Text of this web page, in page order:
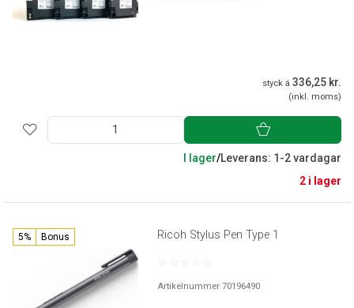
styck á 336,25 kr.
(inkl. moms)
I lager/Leverans: 1-2 vardagar
2 i lager
5% Bonus Ricoh Stylus Pen Type 1
Artikelnummer 70196490